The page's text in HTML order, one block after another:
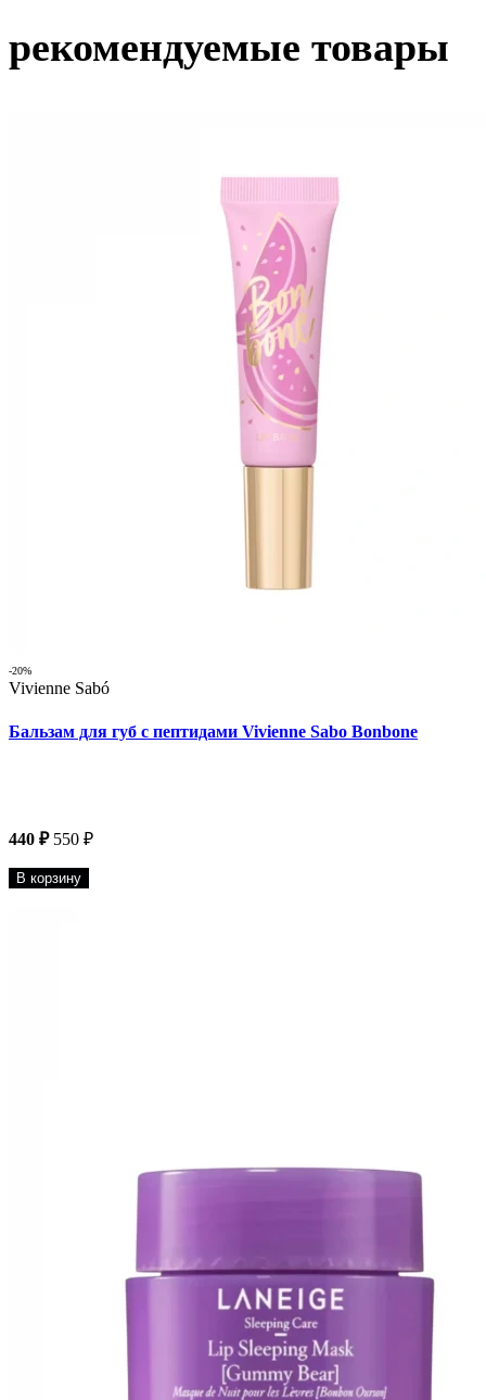
рекомендуемые товары
-20%
Vivienne Sabó
Бальзам для губ с пептидами Vivienne Sabo Bonbone
440 ₽ 550 ₽
В корзину